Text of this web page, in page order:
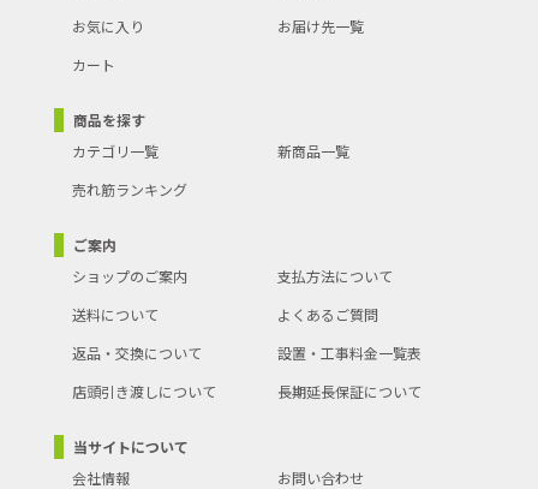
お気に入り
お届け先一覧
カート
商品を探す
カテゴリ一覧
新商品一覧
売れ筋ランキング
ご案内
ショップのご案内
支払方法について
送料について
よくあるご質問
返品・交換について
設置・工事料金一覧表
店頭引き渡しについて
長期延長保証について
当サイトについて
会社情報
お問い合わせ